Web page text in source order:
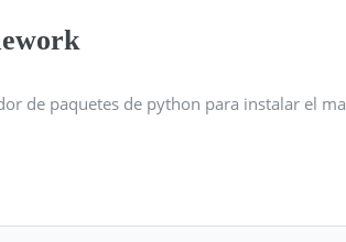
de paquetes de python para instalar el